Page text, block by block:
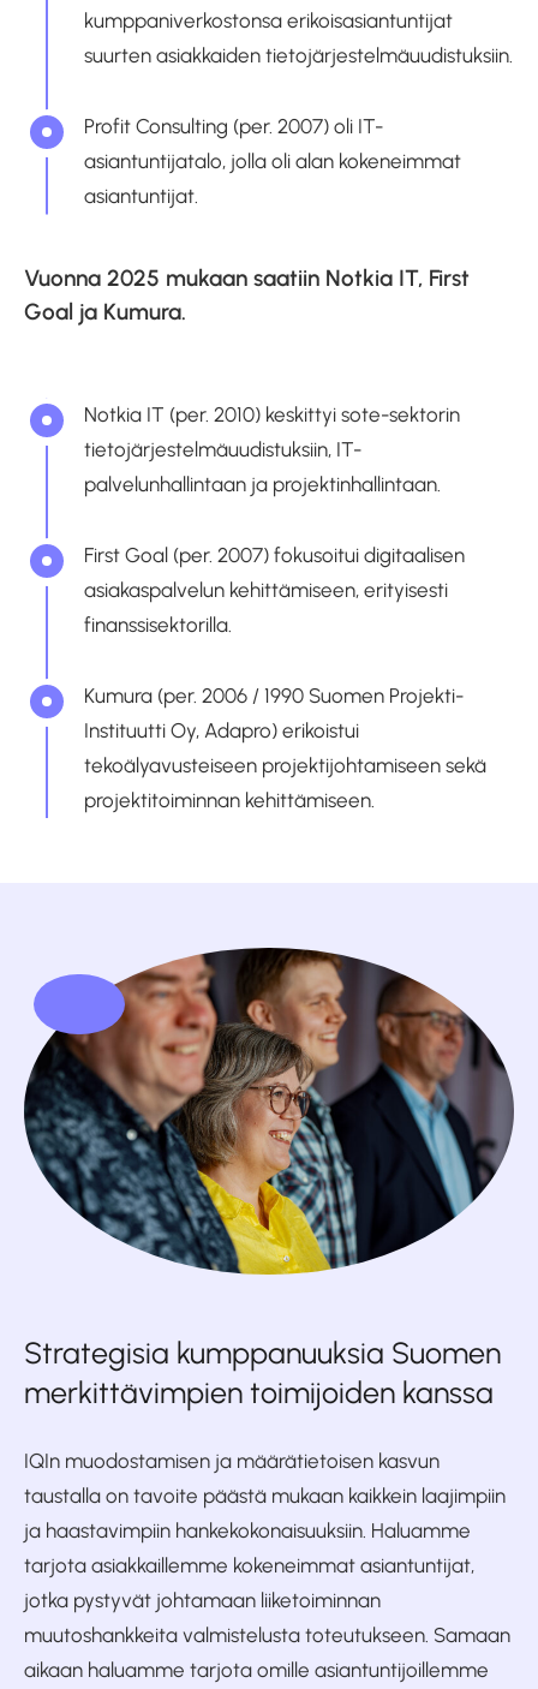
kumppaniverkostonsa erikoisasiantuntijat
suurten asiakkaiden tietojärjestelmäuudistuksiin.
Profit Consulting (per. 2007) oli IT-
asiantuntijatalo, jolla oli alan kokeneimmat
asiantuntijat.
Vuonna 2025 mukaan saatiin Notkia IT, First
Goal ja Kumura.
Notkia IT (per. 2010) keskittyi sote-sektorin
tietojärjestelmäuudistuksiin, IT-
palvelunhallintaan ja projektinhallintaan.
First Goal (per. 2007) fokusoitui digitaalisen
asiakaspalvelun kehittämiseen, erityisesti
finanssisektorilla.
Kumura (per. 2006 / 1990 Suomen Projekti-
Instituutti Oy, Adapro) erikoistui
tekoälyavusteiseen projektijohtamiseen sekä
projektitoiminnan kehittämiseen.
Strategisia kumppanuuksia Suomen
merkittävimpien toimijoiden kanssa
IQIn muodostamisen ja määrätietoisen kasvun
taustalla on tavoite päästä mukaan kaikkein laajimpiin
ja haastavimpiin hankekokonaisuuksiin. Haluamme
tarjota asiakkaillemme kokeneimmat asiantuntijat,
jotka pystyvät johtamaan liiketoiminnan
muutoshankkeita valmistelusta toteutukseen. Samaan
aikaan haluamme tarjota omille asiantuntijoillemme